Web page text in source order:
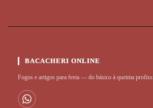
BACACHERI ONLINE
Fogos e artigos para festa — do básico à queima